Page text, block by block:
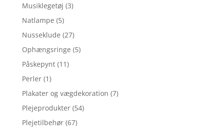
Musiklegetøj (3)
Natlampe (5)
Nusseklude (27)
Ophængsringe (5)
Påskepynt (11)
Perler (1)
Plakater og vægdekoration (7)
Plejeprodukter (54)
Plejetilbehør (67)